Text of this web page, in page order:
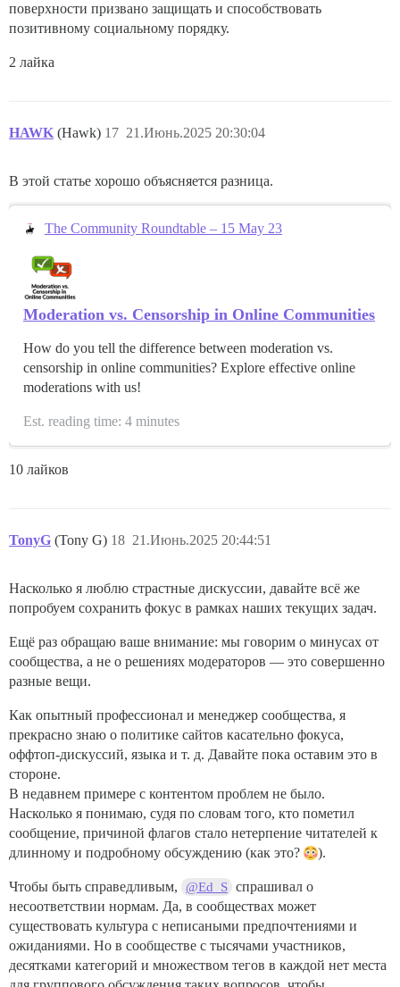
поверхности призвано защищать и способствовать
позитивному социальному порядку.
2 лайка
HAWK (Hawk) 21.Июнь.2025 20:30:04
17
В этой статье хорошо объясняется разница.
The Community Roundtable – 15 May 23
Moderation vs. Censorship in Online Communities
How do you tell the difference between moderation vs.
censorship in online communities? Explore effective online
moderations with us!
Est. reading time: 4 minutes
10 лайков
TonyG (Tony G) 21.Июнь.2025 20:44:51
18
Насколько я люблю страстные дискуссии, давайте всё же
попробуем сохранить фокус в рамках наших текущих задач.
Ещё раз обращаю ваше внимание: мы говорим о минусах от
сообщества, а не о решениях модераторов — это совершенно
разные вещи.
Как опытный профессионал и менеджер сообщества, я
прекрасно знаю о политике сайтов касательно фокуса,
оффтоп-дискуссий, языка и т. д. Давайте пока оставим это в
стороне.
В недавнем примере с контентом проблем не было.
Насколько я понимаю, судя по словам того, кто пометил
сообщение, причиной флагов стало нетерпение читателей к
длинному и подробному обсуждению (как это?
).
Чтобы быть справедливым, @Ed_S спрашивал о
несоответствии нормам. Да, в сообществах может
существовать культура с неписаными предпочтениями и
ожиданиями. Но в сообществе с тысячами участников,
десятками категорий и множеством тегов в каждой нет места